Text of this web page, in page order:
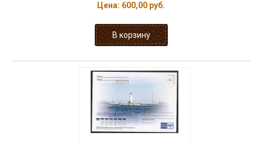
Цена: 600,00 руб.